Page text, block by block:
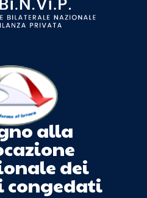
alla
dei
congedati